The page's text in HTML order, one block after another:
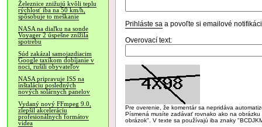
Železnice znižujú kvôli teplu
rýchlosť iba na 50 km/h,
spôsobuje to meškanie
NASA na diaľku na sonde
Voyager 2 úspešne znížila
spotrebu
Súd zakázal samojazdiacim
Google taxíkom dobíjanie v
noci, rušili obyvateľov
NASA pripravuje ISS na
inštaláciu posledných
nových solárnych panelov
Vydaný nový FFmpeg 9.0,
zlepšil akceleráciu
profesionálnych formátov
videa
Prihláste sa a povoľte si emailové
Overovací text:
Pre overenie, že komentár sa nepridáva
Písmená musíte zadávať rovnako ako na
obrázok". V texte sa používajú iba znaky